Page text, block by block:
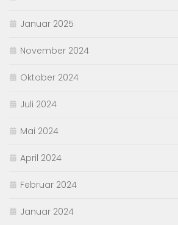
Januar 2025
November 2024
Oktober 2024
Juli 2024
Mai 2024
April 2024
Februar 2024
Januar 2024